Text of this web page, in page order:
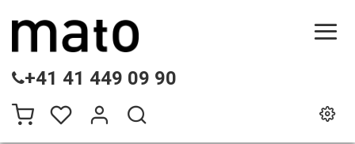
+41 41 449 09 90
QUESTO SITO WEB UTILIZZA I COOKIE
Sul nostro sito web utilizziamo diversi cookie: alcuni sono
necessari per il corretto funzionamento del sito, altri
consentono di utilizzare più funzionalità, altri ancora ci